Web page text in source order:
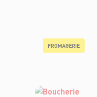
FROMAGERIE